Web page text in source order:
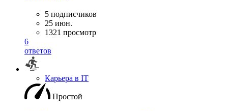
5 подписчиков
25 июн.
1321 просмотр
6
ответов
Карьера в IT
Простой